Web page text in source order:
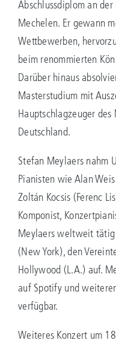
Abschlussdiplom an
Mechelen. Er gewann
Wettbewerben,
beim renommierten
Darüber hinaus
Masterstudium mit
Hauptschlagzeuger
Deutschland.
Stefan Meylaers nahm
Pianisten wie Alan
Zoltán Kocsis (Ferenc
Komponist,
Meylaers weltweit
(New York), den
Hollywood (L.A.) auf.
auf Spotify und
verfügbar.
Weiteres Konzert um